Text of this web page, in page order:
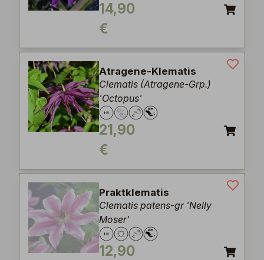
14,90
€
Atragene-Klematis
Clematis (Atragene-Grp.)
'Octopus'
21,90
€
Praktklematis
Clematis patens-gr 'Nelly
Moser'
12,90